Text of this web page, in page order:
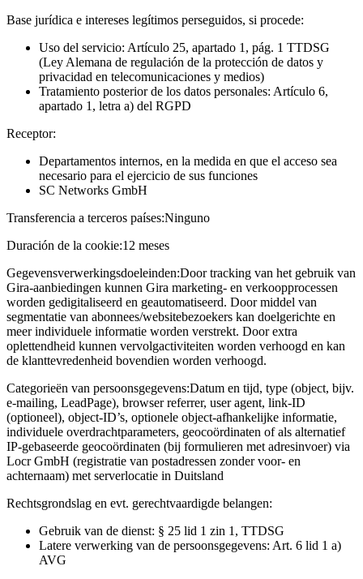
Base jurídica e intereses legítimos perseguidos, si procede:
Uso del servicio: Artículo 25, apartado 1, pág. 1 TTDSG
(Ley Alemana de regulación de la protección de datos y
privacidad en telecomunicaciones y medios)
Tratamiento posterior de los datos personales: Artículo 6,
apartado 1, letra a) del RGPD
Receptor:
Departamentos internos, en la medida en que el acceso sea
necesario para el ejercicio de sus funciones
SC Networks GmbH
Transferencia a terceros países:Ninguno
Duración de la cookie:12 meses
Gegevensverwerkingsdoeleinden:Door tracking van het gebruik van
Gira-aanbiedingen kunnen Gira marketing- en verkoopprocessen
worden gedigitaliseerd en geautomatiseerd. Door middel van
segmentatie van abonnees/websitebezoekers kan doelgerichte en
meer individuele informatie worden verstrekt. Door extra
oplettendheid kunnen vervolgactiviteiten worden verhoogd en kan
de klanttevredenheid bovendien worden verhoogd.
Categorieën van persoonsgegevens:Datum en tijd, type (object, bijv.
e-mailing, LeadPage), browser referrer, user agent, link-ID
(optioneel), object-ID’s, optionele object-afhankelijke informatie,
individuele overdrachtparameters, geocoördinaten of als alternatief
IP-gebaseerde geocoördinaten (bij formulieren met adresinvoer) via
Locr GmbH (registratie van postadressen zonder voor- en
achternaam) met serverlocatie in Duitsland
Rechtsgrondslag en evt. gerechtvaardigde belangen:
Gebruik van de dienst: § 25 lid 1 zin 1, TTDSG
Latere verwerking van de persoonsgegevens: Art. 6 lid 1 a)
AVG